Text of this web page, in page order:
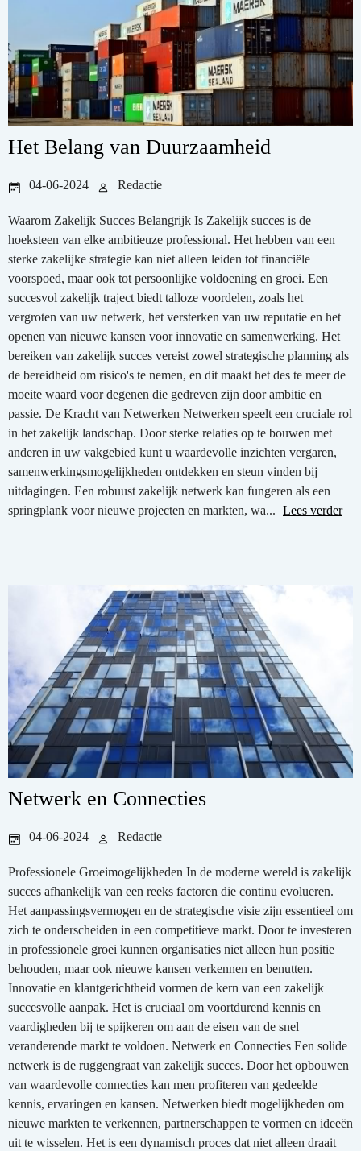
Het Belang van Duurzaamheid
04-06-2024 Redactie
Waarom Zakelijk Succes Belangrijk Is Zakelijk succes is de
hoeksteen van elke ambitieuze professional. Het hebben van een
sterke zakelijke strategie kan niet alleen leiden tot financiële
voorspoed, maar ook tot persoonlijke voldoening en groei. Een
succesvol zakelijk traject biedt talloze voordelen, zoals het
vergroten van uw netwerk, het versterken van uw reputatie en het
openen van nieuwe kansen voor innovatie en samenwerking. Het
bereiken van zakelijk succes vereist zowel strategische planning als
de bereidheid om risico's te nemen, en dit maakt het des te meer de
moeite waard voor degenen die gedreven zijn door ambitie en
passie. De Kracht van Netwerken Netwerken speelt een cruciale rol
in het zakelijk landschap. Door sterke relaties op te bouwen met
anderen in uw vakgebied kunt u waardevolle inzichten vergaren,
samenwerkingsmogelijkheden ontdekken en steun vinden bij
uitdagingen. Een robuust zakelijk netwerk kan fungeren als een
springplank voor nieuwe projecten en markten, wa... Lees verder
Netwerk en Connecties
04-06-2024 Redactie
Professionele Groeimogelijkheden In de moderne wereld is zakelijk
succes afhankelijk van een reeks factoren die continu evolueren.
Het aanpassingsvermogen en de strategische visie zijn essentieel om
zich te onderscheiden in een competitieve markt. Door te investeren
in professionele groei kunnen organisaties niet alleen hun positie
behouden, maar ook nieuwe kansen verkennen en benutten.
Innovatie en klantgerichtheid vormen de kern van een zakelijk
succesvolle aanpak. Het is cruciaal om voortdurend kennis en
vaardigheden bij te spijkeren om aan de eisen van de snel
veranderende markt te voldoen. Netwerk en Connecties Een solide
netwerk is de ruggengraat van zakelijk succes. Door het opbouwen
van waardevolle connecties kan men profiteren van gedeelde
kennis, ervaringen en kansen. Netwerken biedt mogelijkheden om
nieuwe markten te verkennen, partnerschappen te vormen en ideeën
uit te wisselen. Het is een dynamisch proces dat niet alleen draait